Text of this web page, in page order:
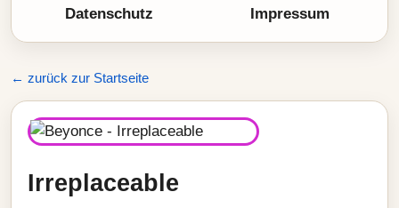
Datenschutz Impressum
← zurück zur Startseite
Irreplaceable